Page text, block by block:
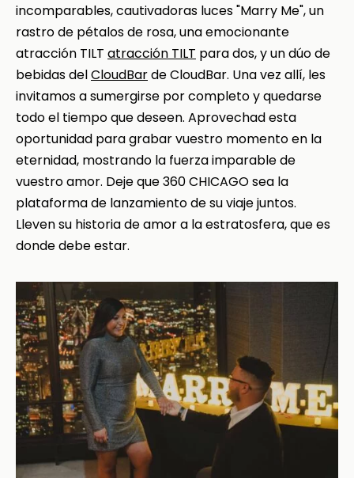
incomparables, cautivadoras luces "Marry Me", un
rastro de pétalos de rosa, una emocionante
atracción TILT atracción TILT para dos, y un dúo de
bebidas delCloudBarde CloudBar. Una vez allí, les
invitamos a sumergirse por completo y quedarse
todo el tiempo que deseen. Aprovechad esta
oportunidad para grabar vuestro momento en la
eternidad, mostrando la fuerza imparable de
vuestro amor. Deje que 360 CHICAGO sea la
plataforma de lanzamiento de su viaje juntos.
Lleven su historia de amor a la estratosfera, que es
donde debe estar.